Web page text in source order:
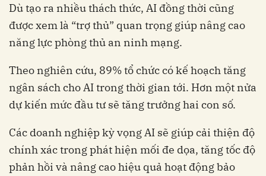
Dù tạo ra nhiều thách thức, AI đồng thời cũng
được xem là “trợ thủ” quan trọng giúp nâng cao
năng lực phòng thủ an ninh mạng.
Theo nghiên cứu, 89% tổ chức có kế hoạch tăng
ngân sách cho AI trong thời gian tới. Hơn một nửa
dự kiến mức đầu tư sẽ tăng trưởng hai con số.
Các doanh nghiệp kỳ vọng AI sẽ giúp cải thiện độ
chính xác trong phát hiện mối đe dọa, tăng tốc độ
phản hồi và nâng cao hiệu quả hoạt động bảo